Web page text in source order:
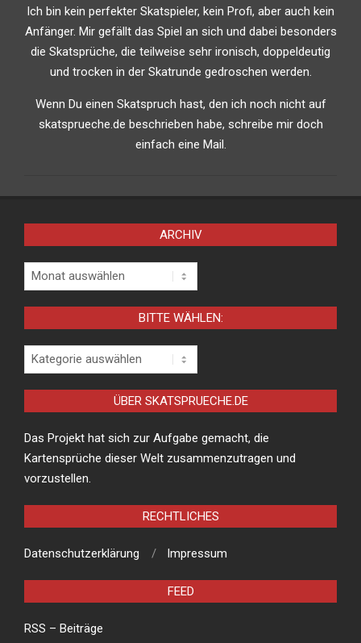
Ich bin kein perfekter Skatspieler, kein Profi, aber auch kein
Anfänger. Mir gefällt das Spiel an sich und dabei besonders
die Skatsprüche, die teilweise sehr ironisch, doppeldeutig
und trocken in der Skatrunde gedroschen werden.
Wenn Du einen Skatspruch hast, den ich noch nicht auf
skatsprueche.de beschrieben habe, schreibe mir doch
einfach eine Mail.
ARCHIV
Archiv
BITTE WÄHLEN:
Bitte
wählen:
ÜBER SKATSPRUECHE.DE
Das Projekt hat sich zur Aufgabe gemacht, die
Kartensprüche dieser Welt zusammenzutragen und
vorzustellen.
RECHTLICHES
Datenschutzerklärung Impressum
FEED
RSS – Beiträge